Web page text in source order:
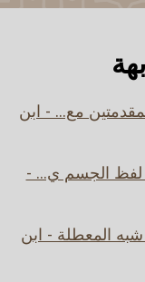
مع... - ابن
الجسم ي... -
المعطلة - ابن